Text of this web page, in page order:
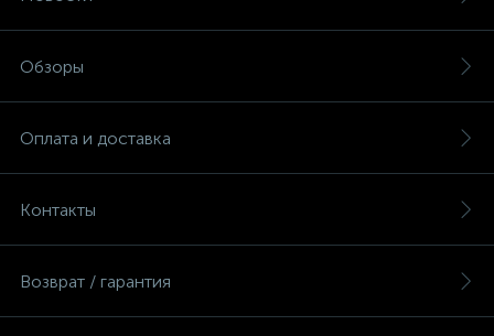
Обзоры
Оплата и доставка
Контакты
Возврат / гарантия